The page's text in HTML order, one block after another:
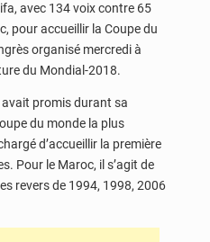
avec 134 voix contre 65
pour accueillir la Coupe du
organisé mercredi à
du Mondial-2018.
promis durant sa
du monde la plus
d’accueillir la première
Pour le Maroc, il s’agit de
revers de 1994, 1998, 2006